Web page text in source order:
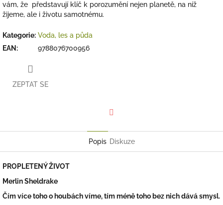
vám, že představují klíč k porozumění nejen planetě, na níž
žijeme, ale i životu samotnému.
Kategorie: Voda, les a půda
EAN : 9788076700956
ZEPTAT SE
Popis Diskuze
PROPLETENÝ ŽIVOT
Merlin Sheldrake
Čím více toho o houbách víme, tím méně toho bez nich dává smysl.